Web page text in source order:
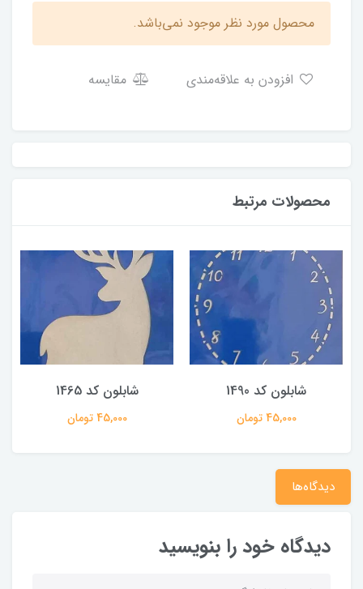
محصول مورد نظر موجود نمی‌باشد.
مقایسه
محصولات مرتبط
شابلون کد 1490
45,000 تومان
شابلون کد 1465
45,000 تومان
دیدگاه‌ها
دیدگاه خود را بنویسید